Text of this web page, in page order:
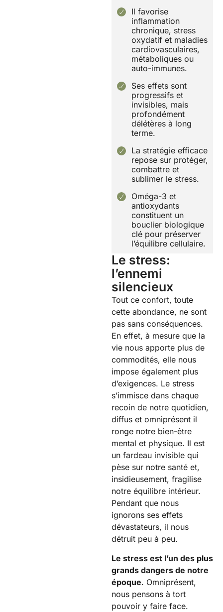
Il favorise
inflammation
chronique, stress
oxydatif et maladies
cardiovasculaires,
métaboliques ou
auto-immunes.
Ses effets sont
progressifs et
invisibles, mais
profondément
délétères à long
terme.
La stratégie efficace
repose sur protéger,
combattre et
sublimer le stress.
Oméga-3 et
antioxydants
constituent un
bouclier biologique
clé pour préserver
l’équilibre cellulaire.
Le stress:
l’ennemi
silencieux
Tout ce confort, toute
cette abondance, ne sont
pas sans conséquences.
En effet, à mesure que la
vie nous apporte plus de
commodités, elle nous
impose également plus
d’exigences. Le stress
s’immisce dans chaque
recoin de notre quotidien,
diffus et omniprésent il
ronge notre bien-être
mental et physique. Il est
un fardeau invisible qui
pèse sur notre santé et,
insidieusement, fragilise
notre équilibre intérieur.
Pendant que nous
ignorons ses effets
dévastateurs, il nous
détruit peu à peu.
Le stress est l’un des plus
grands dangers de notre
époque. Omniprésent,
nous pensons à tort
pouvoir y faire face.